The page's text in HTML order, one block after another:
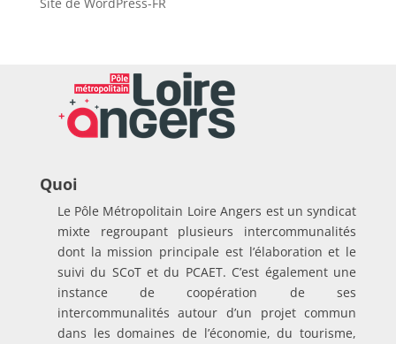
Quoi
Le Pôle Métropolitain Loire Angers est un syndicat
mixte regroupant plusieurs intercommunalités
dont la mission principale est l’élaboration et le
suivi du SCoT et du PCAET. C’est également une
instance de coopération de ses
intercommunalités autour d’un projet commun
dans les domaines de l’économie, du tourisme,